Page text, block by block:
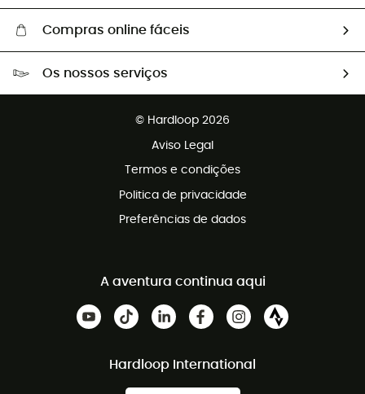
Compras online fáceis
Os nossos serviços
© Hardloop 2026
Aviso Legal
Termos e condições
Politica de privacidade
Preferências de dados
A aventura continua aqui
Hardloop International